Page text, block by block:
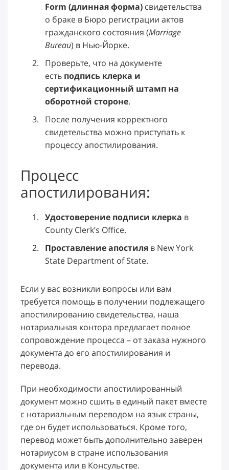
Form (длинная форма) свидетельства
о браке в Бюро регистрации актов
гражданского состояния (Marriage
Bureau) в Нью-Йорке.
Проверьте, что на документе
есть подпись клерка и
сертификационный штамп на
оборотной стороне.
После получения корректного
свидетельства можно приступать к
процессу апостилирования.
Процесс
апостилирования:
Удостоверение подписи клерка в
County Clerk’s Office.
Проставление апостиля в New York
State Department of State.
Если у вас возникли вопросы или вам
требуется помощь в получении подлежащего
апостилированию свидетельства, наша
нотариальная контора предлагает полное
сопровождение процесса – от заказа нужного
документа до его апостилирования и
перевода.
При необходимости апостилированный
документ можно сшить в единый пакет вместе
с нотариальным переводом на язык страны,
где он будет использоваться. Кроме того,
перевод может быть дополнительно заверен
нотариусом в стране использования
документа или в Консульстве.